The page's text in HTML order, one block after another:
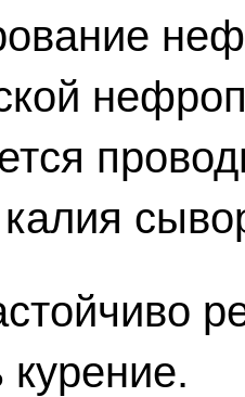
курение.